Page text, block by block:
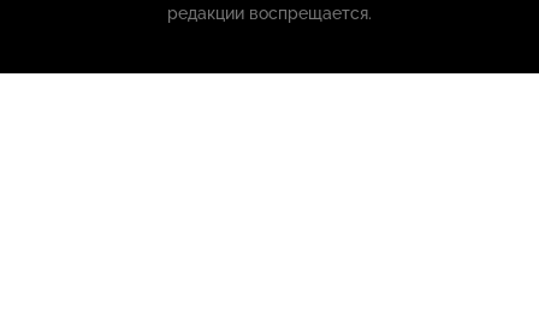
редакции воспрещается.